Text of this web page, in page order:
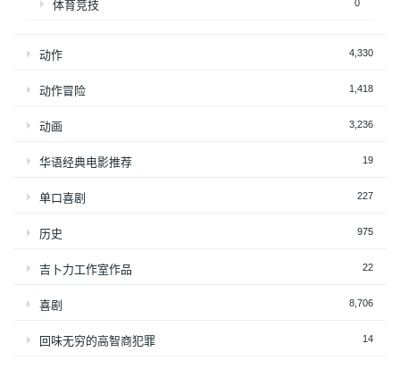
体育竞技 0
动作 4,330
动作冒险 1,418
动画 3,236
华语经典电影推荐 19
单口喜剧 227
历史 975
吉卜力工作室作品 22
喜剧 8,706
回味无穷的高智商犯罪 14